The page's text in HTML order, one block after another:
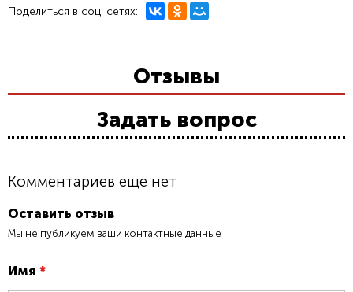
Поделиться в соц. сетях:
Отзывы
Задать вопрос
Комментариев еще нет
Оставить отзыв
Мы не публикуем ваши контактные данные
Имя *